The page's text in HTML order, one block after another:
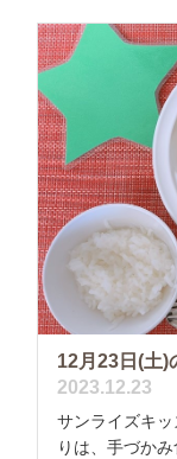
12月23日(土)
2023.12.23
サンライズキ
りは、手づか